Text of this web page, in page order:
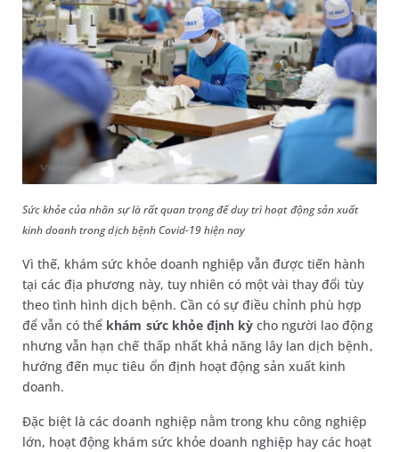
Sức khỏe của nhân sự là rất quan trọng để duy trì hoạt động sản xuất
kinh doanh trong dịch bệnh Covid-19 hiện nay
Vì thế, khám sức khỏe doanh nghiệp vẫn được tiến hành
tại các địa phương này, tuy nhiên có một vài thay đổi tùy
theo tình hình dịch bệnh. Cần có sự điều chỉnh phù hợp
để vẫn có thể khám sức khỏe định kỳcho người lao động
nhưng vẫn hạn chế thấp nhất khả năng lây lan dịch bệnh,
hướng đến mục tiêu ổn định hoạt động sản xuất kinh
doanh.
Đặc biệt là các doanh nghiệp nằm trong khu công nghiệp
lớn, hoạt động khám sức khỏe doanh nghiệp hay các hoạt